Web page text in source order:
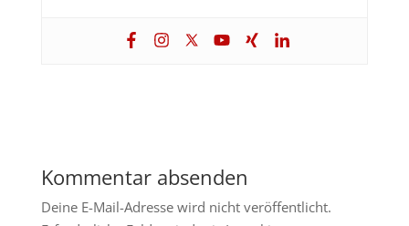
Kommentar absenden
Deine E-Mail-Adresse wird nicht veröffentlicht.